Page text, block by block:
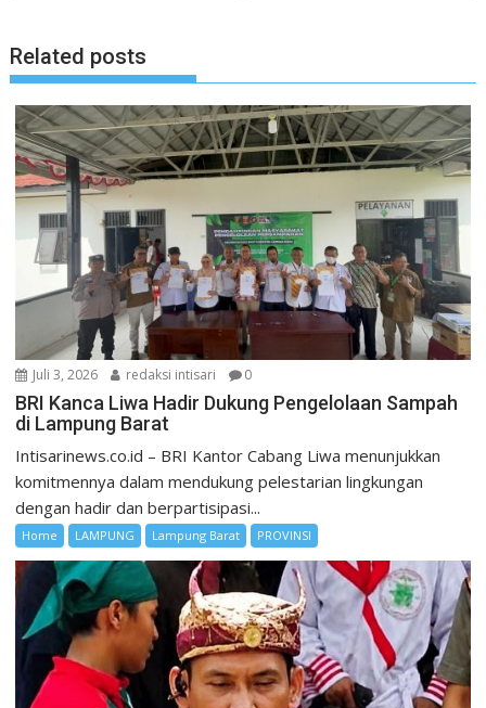
Related posts
Juli 3, 2026 redaksi intisari 0
BRI Kanca Liwa Hadir Dukung Pengelolaan Sampah
di Lampung Barat
Intisarinews.co.id – BRI Kantor Cabang Liwa menunjukkan
komitmennya dalam mendukung pelestarian lingkungan
dengan hadir dan berpartisipasi...
Home LAMPUNG Lampung Barat PROVINSI